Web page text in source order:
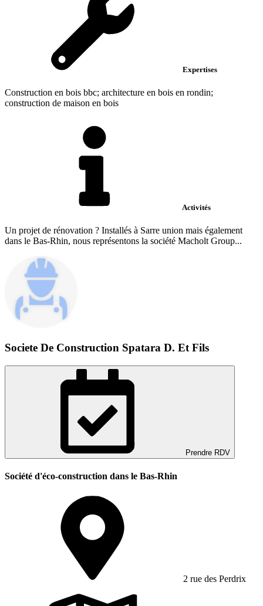
Expertises
Construction en bois bbc; architecture en bois en rondin;
construction de maison en bois
Activités
Un projet de rénovation ? Installés à Sarre union mais également
dans le Bas-Rhin, nous représentons la société Macholt Group...
Societe De Construction Spatara D. Et Fils
Prendre RDV
Société d'éco-construction dans le Bas-Rhin
2 rue des Perdrix